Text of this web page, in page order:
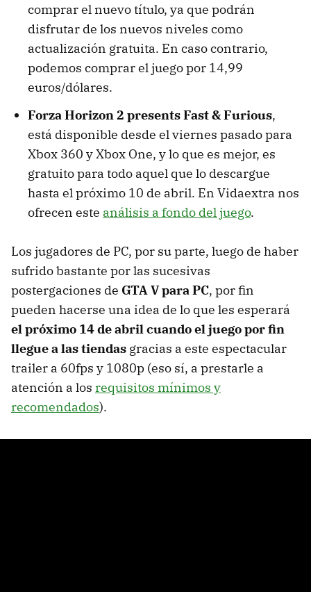
comprar el nuevo título, ya que podrán
disfrutar de los nuevos niveles como
actualización gratuita. En caso contrario,
podemos comprar el juego por 14,99
euros/dólares.
Forza Horizon 2 presents Fast & Furious,
está disponible desde el viernes pasado para
Xbox 360 y Xbox One, y lo que es mejor, es
gratuito para todo aquel que lo descargue
hasta el próximo 10 de abril. En Vidaextra nos
ofrecen este análisis a fondo del juego.
Los jugadores de PC, por su parte, luego de haber
sufrido bastante por las sucesivas
postergaciones de GTA V para PC, por fin
pueden hacerse una idea de lo que les esperará
el próximo 14 de abril cuando el juego por fin
llegue a las tiendas gracias a este espectacular
trailer a 60fps y 1080p (eso sí, a prestarle a
atención a los requisitos mínimos y
recomendados).